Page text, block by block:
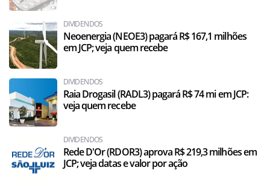
DIVIDENDOS
Neoenergia (NEOE3) pagará R$ 167,1 milhões
em JCP; veja quem recebe
DIVIDENDOS
Raia Drogasil (RADL3) pagará R$ 74 mi em JCP:
veja quem recebe
DIVIDENDOS
Rede D'Or (RDOR3) aprova R$ 219,3 milhões em
JCP; veja datas e valor por ação